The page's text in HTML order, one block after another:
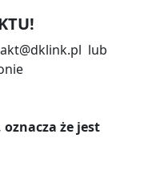
lub
oznacza że jest